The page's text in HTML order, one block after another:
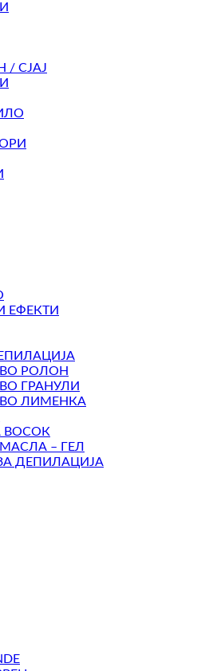
/ СЈАЈ
ЕФЕКТИ
РОЛОН
ГРАНУЛИ
ЛИМЕНКА
ВОСОК
– ГЕЛ
ДЕПИЛАЦИЈА